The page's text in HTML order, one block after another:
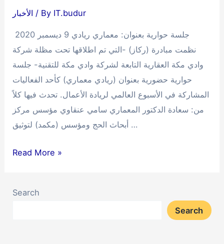
للتقنية
الأخبار / By IT.budur
نظمت مبادرة (ركاز) -التي تم اطلاقها تحت مظلة شركة
وادي مكة العقارية التابعة لشركة وادي مكة للتقنية- جلسة
حوارية حضورية بعنوان (ريادي معماري) كأحد الفعاليات
المشاركة في الأسبوع العالمي لريادة الأعمال. تحدث فيها كلاً
من: سعادة الدكتور المعماري سامي عنقاوي مؤسس مركز
أبحاث الحج ومؤسس (مكمد) لتوثيق …
جلسة
معماري
Read More »
Search
Search